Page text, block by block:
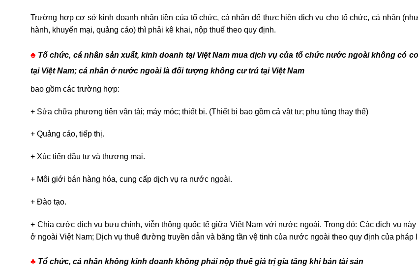
Trường hợp cơ sở kinh doanh nhận tiền của tổ chức, cá nhân để thực hiện dịch vụ cho tổ chức, cá nhân
hành, khuyến mại, quảng cáo) thì phải kê khai, nộp thuế theo quy định.
♣ Tổ chức, cá nhân sản xuất, kinh doanh tại Việt Nam mua dịch vụ của tổ chức nước ngoài không có
tại Việt Nam; cá nhân ở nước ngoài là đối tượng không cư trú tại Việt Nam
bao gồm các trường hợp:
+ Sửa chữa phương tiện vận tải; máy móc; thiết bị. (Thiết bị bao gồm cả vật tư; phụ tùng thay thế)
+ Quảng cáo, tiếp thị.
+ Xúc tiến đầu tư và thương mại.
+ Môi giới bán hàng hóa, cung cấp dịch vụ ra nước ngoài.
+ Đào tạo.
+ Chia cước dịch vụ bưu chính, viễn thông quốc tế giữa Việt Nam với nước ngoài. Trong đó: Các dịch vụ
ở ngoài Việt Nam; Dịch vụ thuê đường truyền dẫn và băng tần vệ tinh của nước ngoài theo quy định của pháp
♣ Tổ chức, cá nhân không kinh doanh không phải nộp thuế giá trị gia tăng khi bán tài sản